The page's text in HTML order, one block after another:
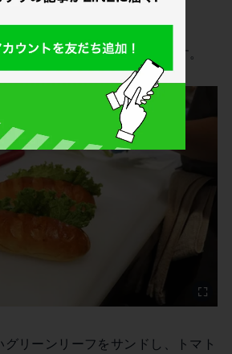
おいしそうですね。
みをいれ、バターを塗ります。
リーンリーフをサンドし、トマト